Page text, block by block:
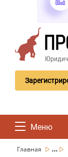
Меню
Главная ...